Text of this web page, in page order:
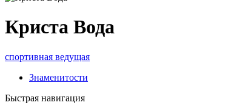
Криста Вода
спортивная ведущая
Знаменитости
Быстрая навигация